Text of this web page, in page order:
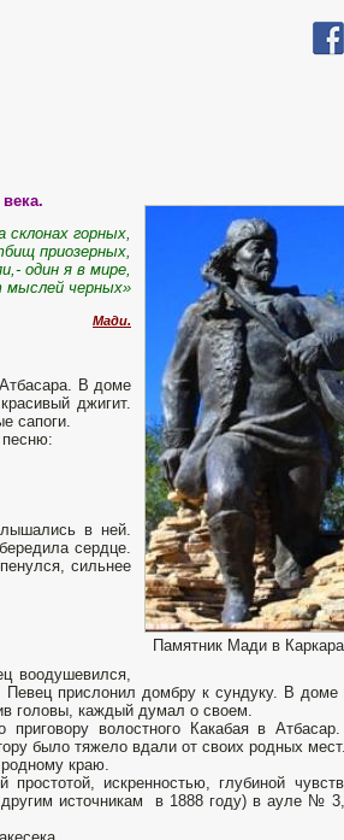
Памятник Мади в
склонах горных,
приозерных,
один я в мире,
черных»
Мади.
В доме
джигит.
сапоги.
в ней.
сердце.
сильнее
воодушевился,
прислонил домбру к сундуку. В доме
головы, каждый думал о своем.
волостного Какабая в
было тяжело вдали от своих родных мест.
родному краю.
искренностью, глубиной
источникам в 1888 году) в ауле №